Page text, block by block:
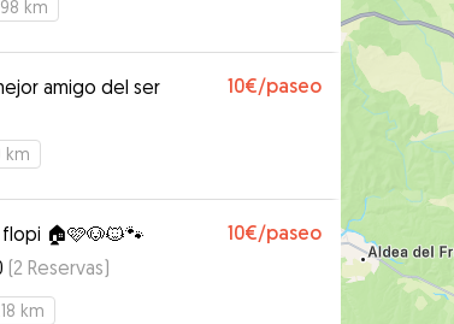
km
amigo del ser
10€/paseo
km
flopi 🏠🩷🐶🐱🐾 10€/paseo
(2 Reservas)
km